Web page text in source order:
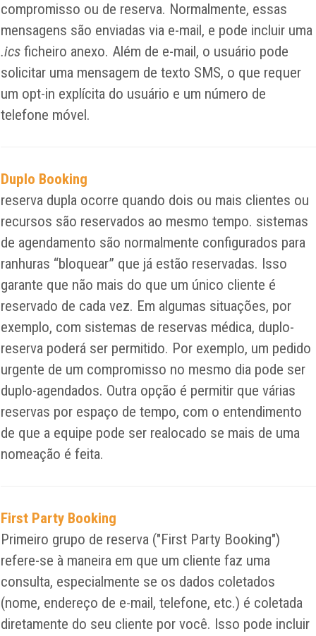
compromisso ou de reserva. Normalmente, essas
mensagens são enviadas via e-mail, e pode incluir uma
.icsficheiro anexo. Além de e-mail, o usuário pode
solicitar uma mensagem de texto SMS, o que requer
um opt-in explícita do usuário e um número de
telefone móvel.
Duplo Booking
reserva dupla ocorre quando dois ou mais clientes ou
recursos são reservados ao mesmo tempo. sistemas
de agendamento são normalmente configurados para
ranhuras “bloquear” que já estão reservadas. Isso
garante que não mais do que um único cliente é
reservado de cada vez. Em algumas situações, por
exemplo, com sistemas de reservas médica, duplo-
reserva poderá ser permitido. Por exemplo, um pedido
urgente de um compromisso no mesmo dia pode ser
duplo-agendados. Outra opção é permitir que várias
reservas por espaço de tempo, com o entendimento
de que a equipe pode ser realocado se mais de uma
nomeação é feita.
First Party Booking
Primeiro grupo de reserva ("First Party Booking")
refere-se à maneira em que um cliente faz uma
consulta, especialmente se os dados coletados
(nome, endereço de e-mail, telefone, etc.) é coletada
diretamente do seu cliente por você. Isso pode incluir